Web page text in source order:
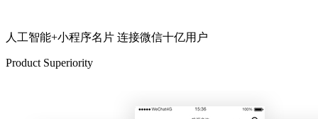
人工智能+小程序名片 连接微信十亿用户
Product Superiority